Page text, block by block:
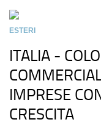
ESTERI
ITALIA -
IMPRESE
CRESCITA